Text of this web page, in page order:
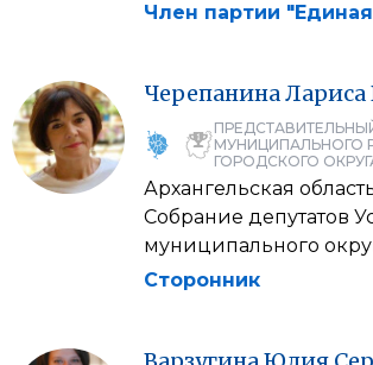
Член партии
ЧерепанинаЛариса
МУНИЦИПАЛЬНОГО
ГОРОДСКОГО
Архангельская
Собрание депутатов
муниципального
Сторонник